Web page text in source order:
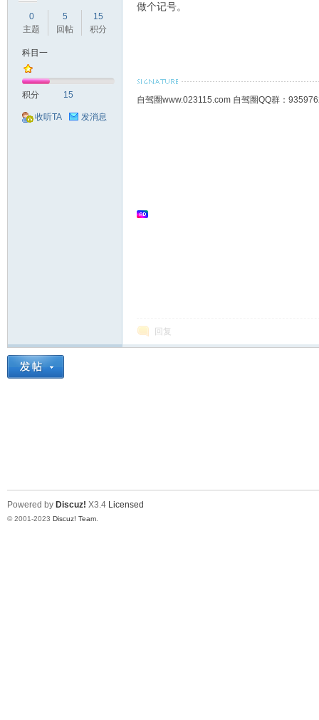
0
主题
5
回帖
15
积分
科目一
积分 15
收听TA 发消息
做个记号。
自驾圈www.023115.com 自驾圈QQ群：
回复
Powered by Discuz! X3.4 Licensed
© 2001-2023 Discuz! Team